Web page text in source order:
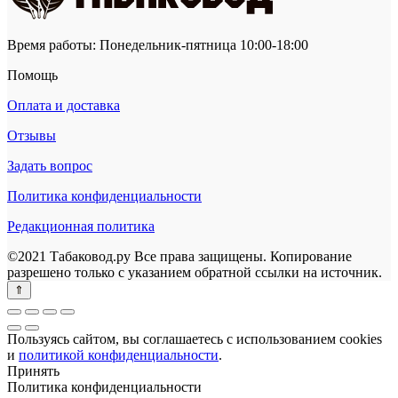
Время работы: Понедельник-пятница 10:00-18:00
Помощь
Оплата и доставка
Отзывы
Задать вопрос
Политика конфиденциальности
Редакционная политика
©2021 Табаковод.ру Все права защищены. Копирование
разрешено только с указанием обратной ссылки на источник.
Пользуясь сайтом, вы соглашаетесь с использованием cookies
и политикой конфиденциальности.
Принять
Политика конфиденциальности